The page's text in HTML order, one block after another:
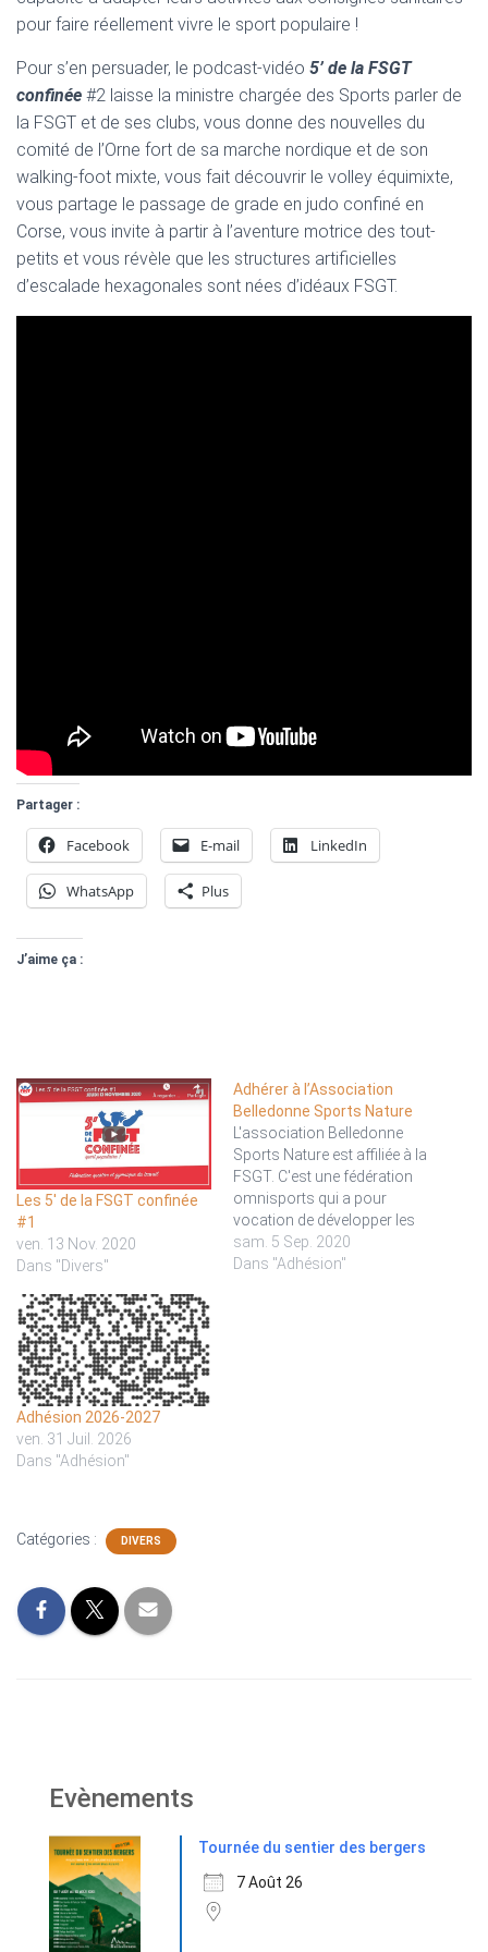
pour faire réellement vivre le sport populaire !
Pour s’en persuader, le podcast-vidéo 5’ de la FSGT
confinée #2 laisse la ministre chargée des Sports parler de
la FSGT et de ses clubs, vous donne des nouvelles du
comité de l’Orne fort de sa marche nordique et de son
walking-foot mixte, vous fait découvrir le volley équimixte,
vous partage le passage de grade en judo confiné en
Corse, vous invite à partir à l’aventure motrice des tout-
petits et vous révèle que les structures artificielles
d’escalade hexagonales sont nées d’idéaux FSGT.
Partager :
Facebook E-mail LinkedIn
WhatsApp Plus
J’aime ça :
Les 5′ de la FSGT confinée
#1
ven. 13 Nov. 2020
Dans "Divers"
Adhérer à l’Association
Belledonne Sports Nature
L'association Belledonne
Sports Nature est affiliée à la
FSGT. C'est une fédération
omnisports qui a pour
vocation de développer les
activités physiques et
sportives pour tous. Parmi
sam. 5 Sep. 2020
Dans "Adhésion"
Adhésion 2026-2027
ven. 31 Juil. 2026
Dans "Adhésion"
Catégories : DIVERS
Evènements
Tournée du sentier des bergers
7 Août 26